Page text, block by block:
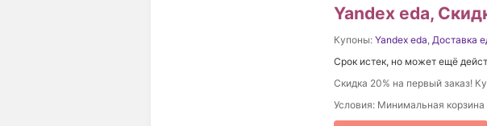
Yandex eda,
Купоны: Yandex eda, Доставка
Срок истек, но может ещё
Скидка 20% на первый заказ!
Условия: Минимальная корзина